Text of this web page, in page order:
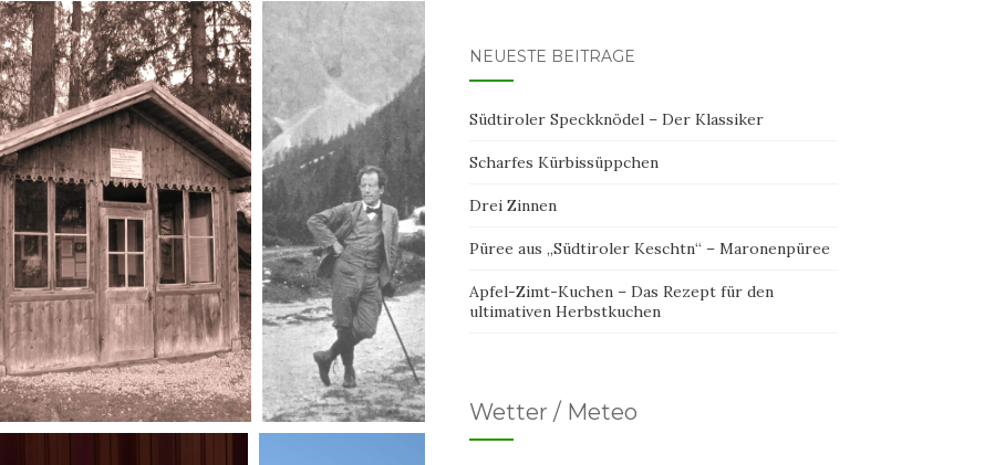
NEUESTE BEITRÄGE
Südtiroler Speckknödel – Der Klassiker
Scharfes Kürbissüppchen
Drei Zinnen
Püree aus „Südtiroler Keschtn“ – Maronenpüree
Apfel-Zimt-Kuchen – Das Rezept für den
ultimativen Herbstkuchen
Wetter / Meteo